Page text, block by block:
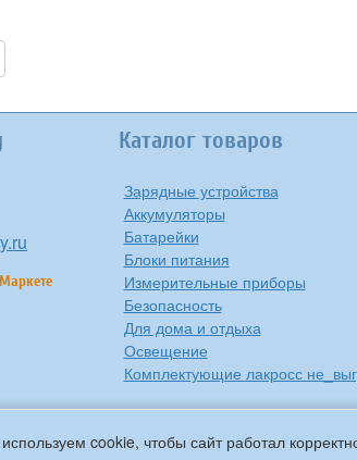
cookie, чтобы сайт работал
Маркете
Каталог товаров
Зарядные устройства
Аккумуляторы
Батарейки
Блоки питания
Измерительные приборы
Безопасность
Для дома и отдыха
Освещение
Комплектующие лакросс